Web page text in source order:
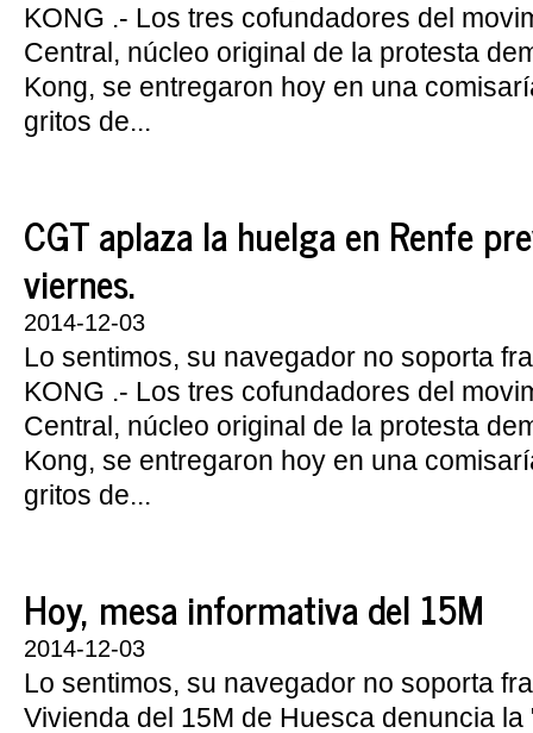
KONG .- Los tres cofundadores del
Central, núcleo original de la protesta
Kong, se entregaron hoy en una
gritos de...
CGT aplaza la huelga en Renfe
viernes.
2014-12-03
Lo sentimos, su navegador no soporta
KONG .- Los tres cofundadores del
Central, núcleo original de la protesta
Kong, se entregaron hoy en una
gritos de...
Hoy, mesa informativa del 15M
2014-12-03
Lo sentimos, su navegador no soporta
Vivienda del 15M de Huesca denuncia la